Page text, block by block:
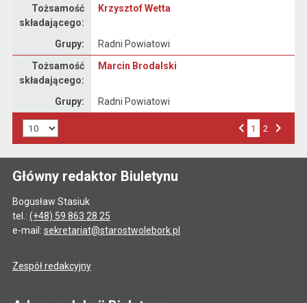
Tożsamość
składającego:
Krzysztof Wetta
Grupy: Radni Powiatowi
Tożsamość
składającego:
Marcin Brodalski
Grupy: Radni Powiatowi
1 2
Główny redaktor Biuletynu
Bogusław Stasiuk
tel.: (+48) 59 863 28 25
e-mail: sekretariat@starostwolebork.pl
Zespół redakcyjny